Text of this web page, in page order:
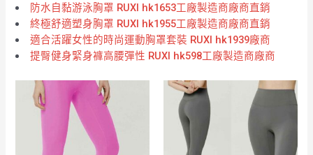
防水自黏游泳胸罩 RUXI hk1653工廠製造商廠商直銷
終極舒適塑身胸罩 RUXI hk1955工廠製造商廠商直銷
適合活躍女性的時尚運動胸罩套裝 RUXI hk1939廠商
提臀健身緊身褲高腰彈性 RUXI hk598工廠製造商廠商